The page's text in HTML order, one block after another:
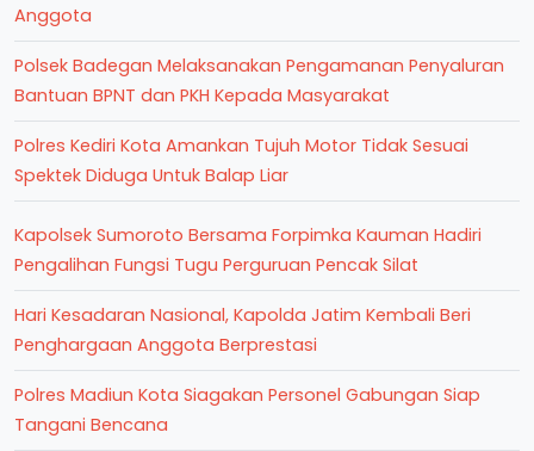
Anggota
Polsek Badegan Melaksanakan Pengamanan Penyaluran
Bantuan BPNT dan PKH Kepada Masyarakat
Polres Kediri Kota Amankan Tujuh Motor Tidak Sesuai
Spektek Diduga Untuk Balap Liar
Kapolsek Sumoroto Bersama Forpimka Kauman Hadiri
Pengalihan Fungsi Tugu Perguruan Pencak Silat
Hari Kesadaran Nasional, Kapolda Jatim Kembali Beri
Penghargaan Anggota Berprestasi
Polres Madiun Kota Siagakan Personel Gabungan Siap
Tangani Bencana